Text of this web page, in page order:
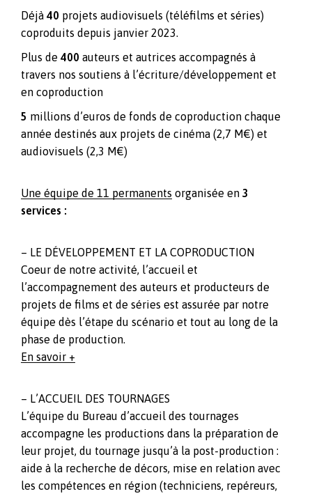
Déjà 40 projets audiovisuels (téléfilms et séries)
coproduits depuis janvier 2023.
Plus de 400 auteurs et autrices accompagnés à
travers nos soutiens à l’écriture/développement et
en coproduction
5 millions d’euros de fonds de coproduction chaque
année destinés aux projets de cinéma (2,7 M€) et
audiovisuels (2,3 M€)
Une équipe de 11 permanents organisée en 3
services :
– LE DÉVELOPPEMENT ET LA COPRODUCTION
Coeur de notre activité, l’accueil et
l’accompagnement des auteurs et producteurs de
projets de films et de séries est assurée par notre
équipe dès l’étape du scénario et tout au long de la
phase de production.
En savoir +
– L’ACCUEIL DES TOURNAGES
L’équipe du Bureau d’accueil des tournages
accompagne les productions dans la préparation de
leur projet, du tournage jusqu’à la post-production :
aide à la recherche de décors, mise en relation avec
les compétences en région (techniciens, repéreurs,